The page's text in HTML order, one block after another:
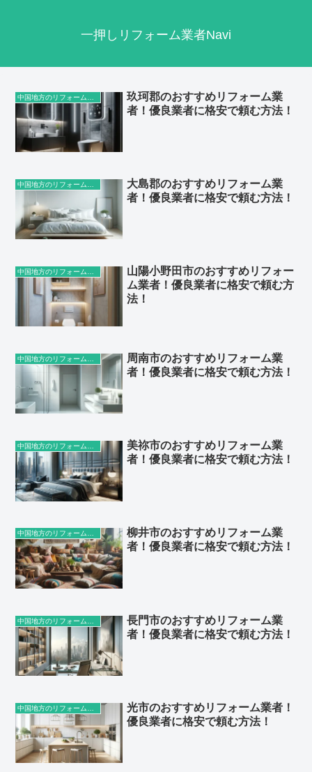
一押しリフォーム業者Navi
玖珂郡のおすすめリフォーム業
者！優良業者に格安で頼む方法！
大島郡のおすすめリフォーム業
者！優良業者に格安で頼む方法！
山陽小野田市のおすすめリフォー
ム業者！優良業者に格安で頼む方
法！
周南市のおすすめリフォーム業
者！優良業者に格安で頼む方法！
中国地方のリフォーム業者
美祢市のおすすめリフォーム業
者！優良業者に格安で頼む方法！
中国地方のリフォーム業者
柳井市のおすすめリフォーム業
者！優良業者に格安で頼む方法！
長門市のおすすめリフォーム業
者！優良業者に格安で頼む方法！
光市のおすすめリフォーム業者！
優良業者に格安で頼む方法！